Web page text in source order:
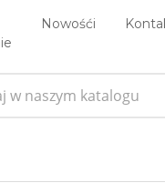
Nowośći